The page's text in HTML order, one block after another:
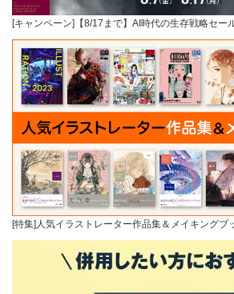
[キャンペーン]【8/17まで】AI時代の生存戦略セー
[特集]人気イラストレーター作品集＆メイキングブ